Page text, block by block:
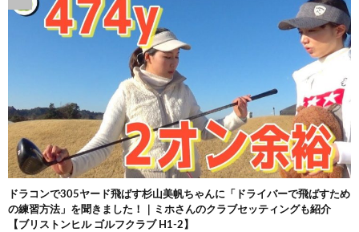
ドラコンで305ヤード飛ばす杉山美帆ちゃんに「ドライバーで飛ばすため
の練習方法」を聞きました！｜ミホさんのクラブセッティングも紹介
【ブリストンヒル ゴルフクラブ H1-2】